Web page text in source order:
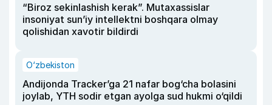
“Biroz sekinlashish kerak”. Mutaxassislar
insoniyat sun’iy intellektni boshqara olmay
qolishidan xavotir bildirdi
O‘zbekiston
Andijonda Tracker’ga 21 nafar bog‘cha bolasini
joylab, YTH sodir etgan ayolga sud hukmi o‘qildi